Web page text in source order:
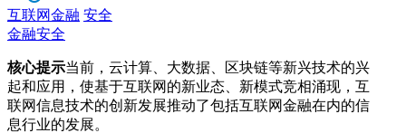
互联网金融 安全
金融安全
核心提示当前，云计算、大数据、区块链等新兴技术的兴
起和应用，使基于互联网的新业态、新模式竞相涌现，互
联网信息技术的创新发展推动了包括互联网金融在内的信
息行业的发展。